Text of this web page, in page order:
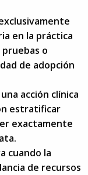
en la práctica
o
de adopción
acción clínica
estratificar
exactamente
cuando la
de recursos